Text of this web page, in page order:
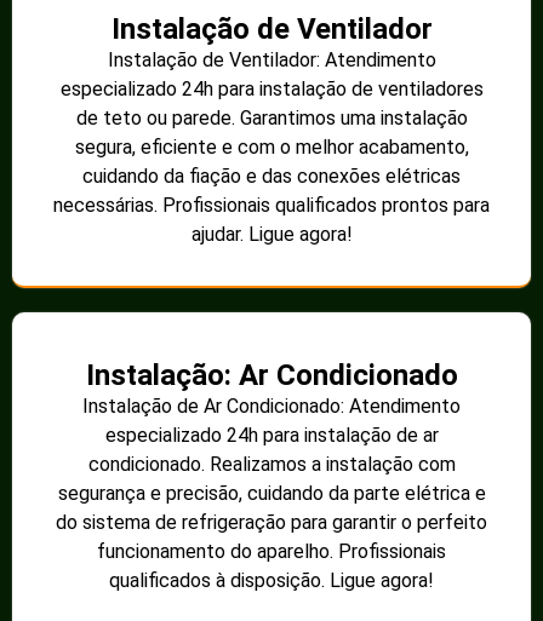
Instalação de Ventilador
Instalação de Ventilador: Atendimento
especializado 24h para instalação de ventiladores
de teto ou parede. Garantimos uma instalação
segura, eficiente e com o melhor acabamento,
cuidando da fiação e das conexões elétricas
necessárias. Profissionais qualificados prontos para
ajudar. Ligue agora!
Instalação: Ar Condicionado
Instalação de Ar Condicionado: Atendimento
especializado 24h para instalação de ar
condicionado. Realizamos a instalação com
segurança e precisão, cuidando da parte elétrica e
do sistema de refrigeração para garantir o perfeito
funcionamento do aparelho. Profissionais
qualificados à disposição. Ligue agora!